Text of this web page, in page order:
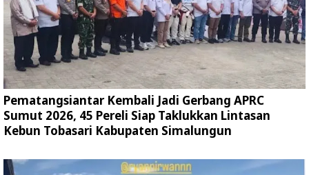
Pematangsiantar Kembali Jadi Gerbang APRC
Sumut 2026, 45 Pereli Siap Taklukkan Lintasan
Kebun Tobasari Kabupaten Simalungun